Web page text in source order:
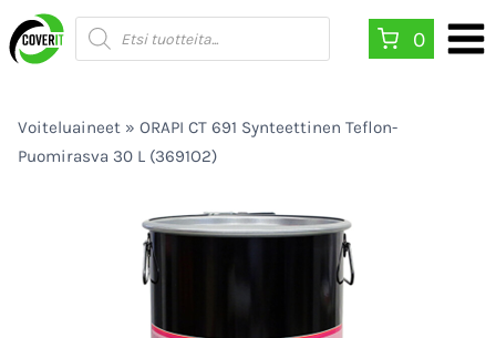
Siirry
sisältöön
Products
search
0
Voiteluaineet » ORAPI CT 691 Synteettinen Teflon-
Puomirasva 30 L (3691O2)